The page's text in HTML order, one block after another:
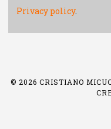
Privacy policy.
© 2026 CRISTIANO